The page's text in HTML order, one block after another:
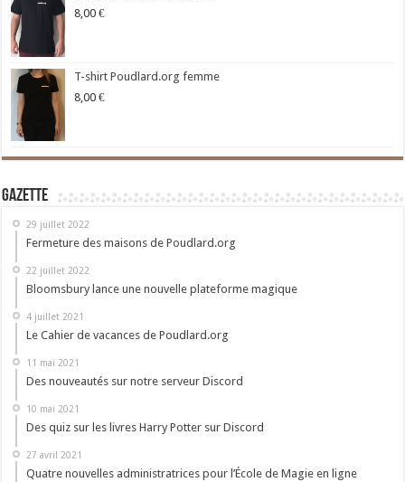
8,00 €
T-shirt Poudlard.org femme
8,00 €
Gazette
29 juillet 2022
Fermeture des maisons de Poudlard.org
22 juillet 2022
Bloomsbury lance une nouvelle plateforme magique
4 juillet 2021
Le Cahier de vacances de Poudlard.org
11 mai 2021
Des nouveautés sur notre serveur Discord
10 mai 2021
Des quiz sur les livres Harry Potter sur Discord
27 avril 2021
Quatre nouvelles administratrices pour l’École de Magie en ligne